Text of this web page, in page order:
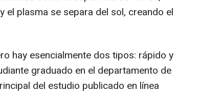
el plasma se separa del sol, creando el
hay esencialmente dos tipos: rápido y
graduado en el departamento de
del estudio publicado en línea